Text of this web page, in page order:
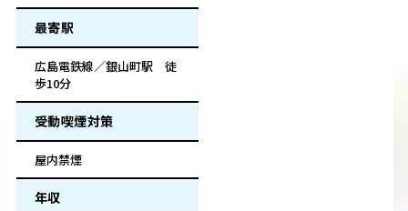
最寄駅
広島電鉄線／銀山町駅 徒
歩10分
受動喫煙対策
屋内禁煙
年収